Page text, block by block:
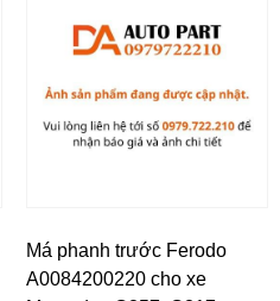
Má phanh trước Ferodo
A0084200220 cho xe